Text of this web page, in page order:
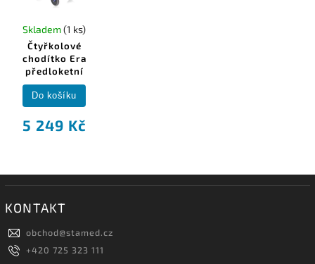
Čtyřkolové
chodítko Era
předloketní
Skladem(1 ks)
5 249 Kč
Do košíku
KONTAKT
obchod@stamed.cz
+420 725 323 111